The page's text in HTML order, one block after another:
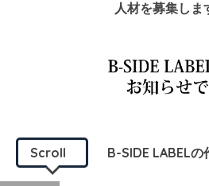
人材を募集しま
Scroll B-SIDE LABELの